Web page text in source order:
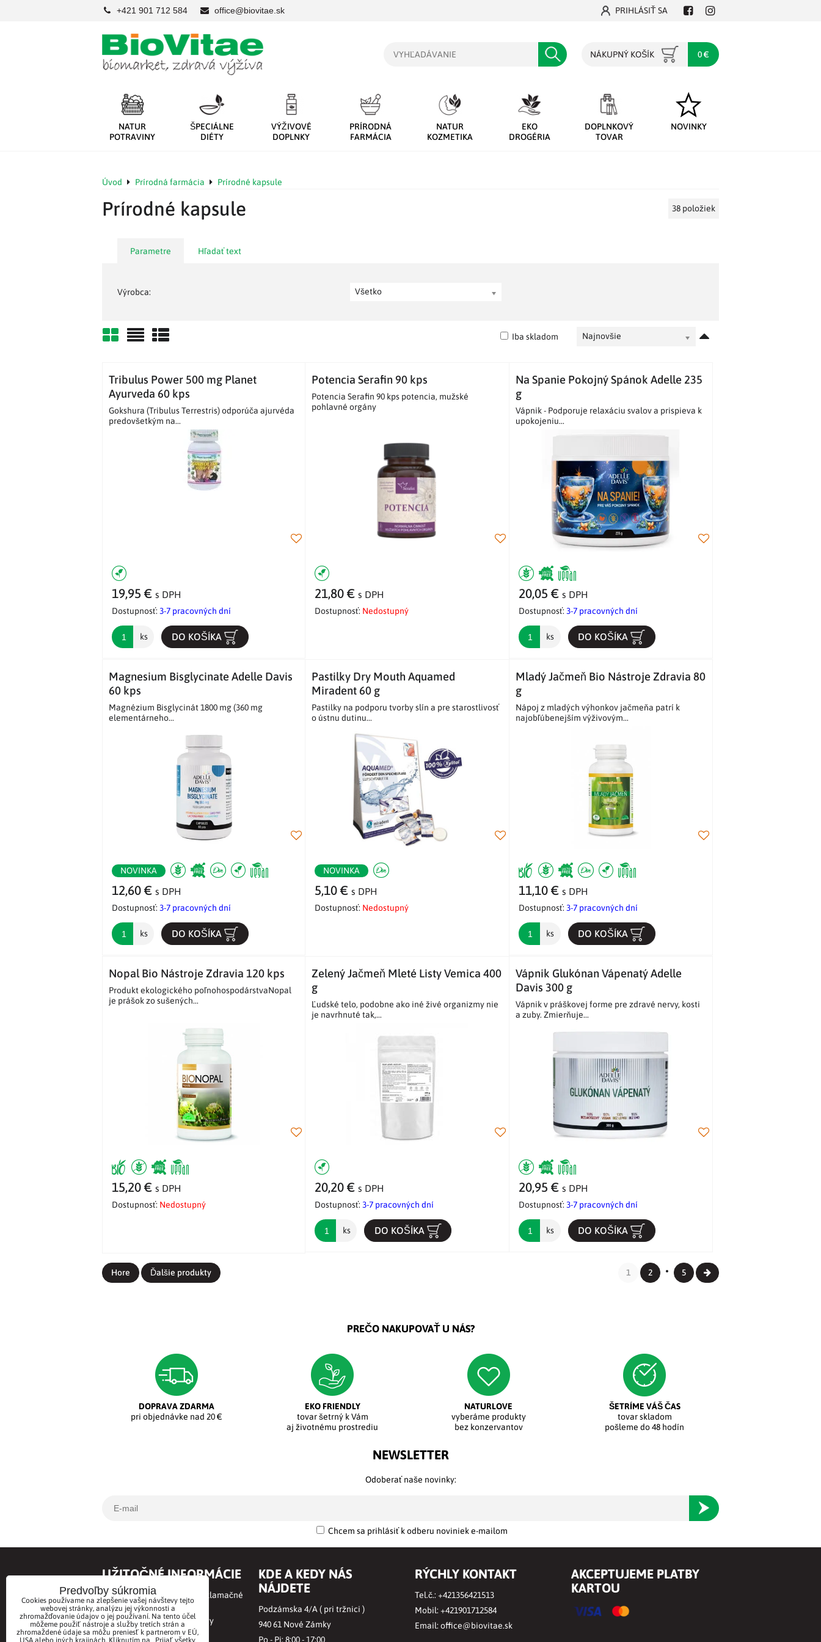
+421 901 712 584 office@biovitae.sk PRIHLÁSIŤ SA
FacebookInstagram
Hľadať NÁKUPNÝ KOŠÍK 0 €
NATUR
POTRAVINY
ŠPECIÁLNE
DIÉTY
VÝŽIVOVÉ
DOPLNKY
PRÍRODNÁ
FARMÁCIA
NATUR
KOZMETIKA
EKO
DROGÉRIA
DOPLNKOVÝ
TOVAR
NOVINKY
Úvod Prírodná farmácia Prírodné kapsule
Prírodné kapsule 38 položiek
Parametre Hľadať text
Výrobca: Všetko
Najnovšie
Iba skladom
Tribulus Power 500 mg Planet
Ayurveda 60 kps
Gokshura (Tribulus Terrestris) odporúča ajurvéda
predovšetkým na...
19,95 € s DPH
Dostupnosť: 3-7 pracovných dní
ks DO KOŠÍKA
Potencia Serafin 90 kps
Potencia Serafin 90 kps potencia, mužské
pohlavné orgány
21,80 €s DPH
Dostupnosť: Nedostupný
Na Spanie Pokojný Spánok Adelle 235
g
Vápnik - Podporuje relaxáciu svalov a prispieva k
upokojeniu...
20,05 € s DPH
Dostupnosť: 3-7 pracovných dní
ks DO KOŠÍKA
Magnesium Bisglycinate Adelle Davis
60 kps
Magnézium Bisglycinát 1800 mg (360 mg
elementárneho...
NOVINKA
12,60 € s DPH
Dostupnosť: 3-7 pracovných dní
ks DO KOŠÍKA
Pastilky Dry Mouth Aquamed
Miradent 60 g
Pastilky na podporu tvorby slín a pre starostlivosť
o ústnu dutinu...
NOVINKA
5,10 €s DPH
Dostupnosť: Nedostupný
Mladý Jačmeň Bio Nástroje Zdravia 80
g
Nápoj z mladých výhonkov jačmeňa patrí k
najobľúbenejším výživovým...
11,10 € s DPH
Dostupnosť: 3-7 pracovných dní
ks DO KOŠÍKA
Nopal Bio Nástroje Zdravia 120 kps
Produkt ekologického poľnohospodárstvaNopal
je prášok zo sušených...
15,20 € s DPH
Dostupnosť: Nedostupný
Zelený Jačmeň Mleté Listy Vemica 400
g
Ľudské telo, podobne ako iné živé organizmy nie
je navrhnuté tak,...
20,20 €s DPH
Dostupnosť: 3-7 pracovných dní
ks DO KOŠÍKA
Vápnik Glukónan Vápenatý Adelle
Davis 300 g
Vápnik v práškovej forme pre zdravé nervy, kosti
a zuby. Zmierňuje...
20,95 € s DPH
Dostupnosť: 3-7 pracovných dní
ks DO KOŠÍKA
Hore Ďalšie produkty 1 2 5
PREČO NAKUPOVAŤ U NÁS?
DOPRAVA ZDARMA
pri objednávke nad 20 €
EKO FRIENDLY
tovar šetrný k Vám
aj životnému prostrediu
NATURLOVE
vyberáme produkty
bez konzervantov
ŠETRÍME VÁŠ ČAS
tovar skladom
pošleme do 48 hodín
NEWSLETTER
Odoberať naše novinky:
Odoberať
Chcem sa prihlásiť k odberu noviniek e-mailom
UŽITOČNÉ INFORMÁCIE
Obchodné podmienky a Reklamačné
podmienky
Online odstúpenie od zmluvy
Ochrana osobných údajov
KDE A KEDY NÁS
NÁJDETE
Podzámska 4/A ( pri tržnici )
940 61 Nové Zámky
Po - Pi: 8:00 - 17:00
RÝCHLY KONTAKT
Tel.č.: +421356421513
Mobil: +421901712584
Email: office@biovitae.sk
AKCEPTUJEME PLATBY
KARTOU
Predvoľby súkromia
Cookies používame na zlepšenie vašej návštevy tejto
webovej stránky, analýzu jej výkonnosti a
zhromažďovanie údajov o jej používaní. Na tento účel
môžeme použiť nástroje a služby tretích strán a
zhromaždené údaje sa môžu preniesť k partnerom v EÚ,
USA alebo iných krajinách. Kliknutím na „Prijať všetky